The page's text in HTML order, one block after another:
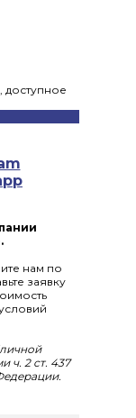
доступное
нам по
заявку
ч. 2 ст. 437